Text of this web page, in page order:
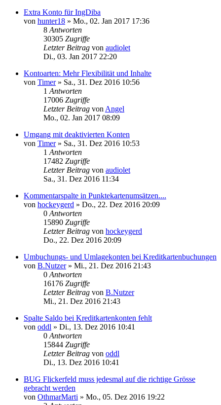
Extra Konto für IngDiba
von hunter18 » Mo., 02. Jan 2017 17:36
8 Antworten
30305 Zugriffe
Letzter Beitrag von audiolet
Di., 03. Jan 2017 22:20
Kontoarten: Mehr Flexibilität und Inhalte
von Timer» Sa., 31. Dez 2016 10:56
1 Antworten
17006 Zugriffe
Letzter Beitrag von Angel
Mo., 02. Jan 2017 08:09
Umgang mit deaktivierten Konten
von Timer» Sa., 31. Dez 2016 10:53
1 Antworten
17482 Zugriffe
Letzter Beitrag von audiolet
Sa., 31. Dez 2016 11:34
Kommentarspalte in Punktekartenumsätzen....
von hockeygerd » Do., 22. Dez 2016 20:09
0 Antworten
15890 Zugriffe
Letzter Beitrag von hockeygerd
Do., 22. Dez 2016 20:09
Umbuchungs- und Umlagekonten bei Kreditkartenbuchungen
von B.Nutzer» Mi., 21. Dez 2016 21:43
0 Antworten
16176 Zugriffe
Letzter Beitrag von B.Nutzer
Mi., 21. Dez 2016 21:43
Spalte Saldo bei Kreditkartenkonten fehlt
von oddl » Di., 13. Dez 2016 10:41
0 Antworten
15844 Zugriffe
Letzter Beitrag von oddl
Di., 13. Dez 2016 10:41
BUG Flickerfeld muss jedesmal auf die richtige Grösse
gebracht werden
von OthmarMarti » Mo., 05. Dez 2016 19:22